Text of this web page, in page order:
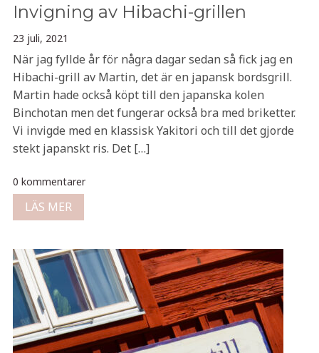
Invigning av Hibachi-grillen
23 juli, 2021
När jag fyllde år för några dagar sedan så fick jag en
Hibachi-grill av Martin, det är en japansk bordsgrill.
Martin hade också köpt till den japanska kolen
Binchotan men det fungerar också bra med briketter.
Vi invigde med en klassisk Yakitori och till det gjorde
stekt japanskt ris. Det […]
0 kommentarer
LÄS MER